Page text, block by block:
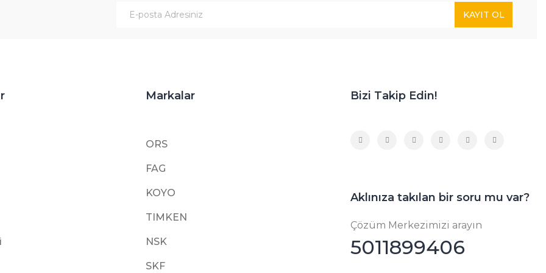
KAYIT OL
Markalar
ORS
FAG
KOYO
TIMKEN
NSK
SKF
Bizi Takip Edin!
Aklınıza takılan bir soru mu var?
Çözüm Merkezimizi arayın
5011899406